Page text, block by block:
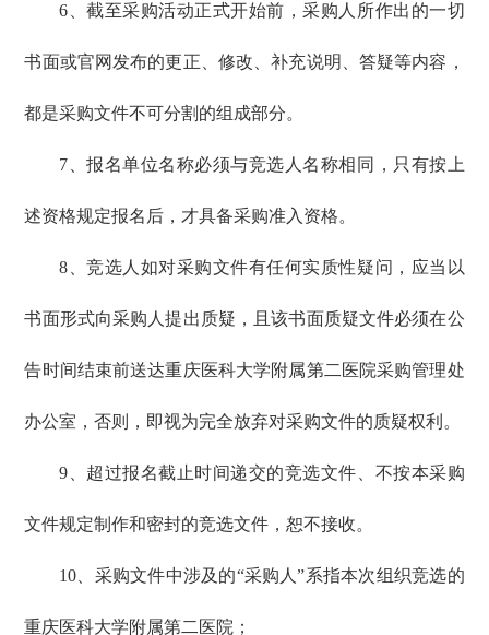
6、截至采购活动正式开始前，采购人所作出的一切
书面或官网发布的更正、修改、补充说明、答疑等内容，
都是采购文件不可分割的组成部分。
7、报名单位名称必须与竞选人名称相同，只有按上
述资格规定报名后，才具备采购准入资格。
8、竞选人如对采购文件有任何实质性疑问，应当以
书面形式向采购人提出质疑，且该书面质疑文件必须在公
告时间结束前送达重庆医科大学附属第二医院采购管理处
办公室，否则，即视为完全放弃对采购文件的质疑权利。
9、超过报名截止时间递交的竞选文件、不按本采购
文件规定制作和密封的竞选文件，恕不接收。
10、采购文件中涉及的“采购人”系指本次组织竞选的
重庆医科大学附属第二医院；